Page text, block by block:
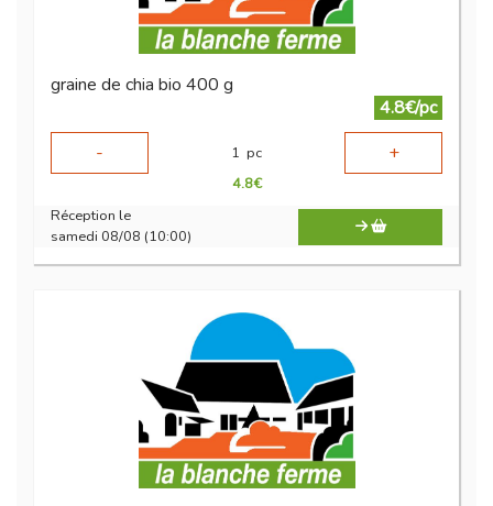
graine de chia bio 400 g
4.8€/pc
-
1 pc +
4.8€
Réception le
samedi 08/08 (10:00)